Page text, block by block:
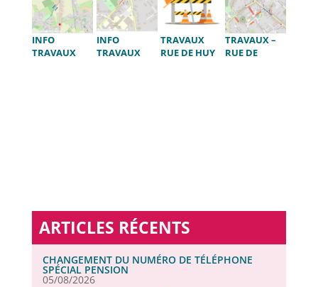
INFO
TRAVAUX
INFO
TRAVAUX
TRAVAUX
RUE DE HUY
TRAVAUX –
RUE DE
ARTICLES RÉCENTS
CHANGEMENT DU NUMÉRO DE TÉLÉPHONE
SPÉCIAL PENSION
05/08/2026